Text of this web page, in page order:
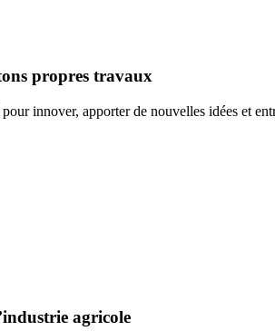
propres travaux
innover, apporter de nouvelles idées et
agricole